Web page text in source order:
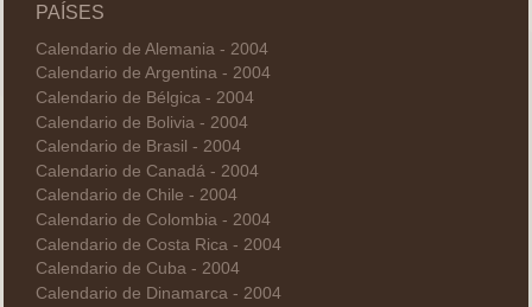
PAÍSES
Calendario de Alemania - 2004
Calendario de Argentina - 2004
Calendario de Bélgica - 2004
Calendario de Bolivia - 2004
Calendario de Brasil - 2004
Calendario de Canadá - 2004
Calendario de Chile - 2004
Calendario de Colombia - 2004
Calendario de Costa Rica - 2004
Calendario de Cuba - 2004
Calendario de Dinamarca - 2004